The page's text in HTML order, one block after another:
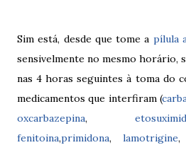
Sim está, desde que tome a pílula
sensivelmente no mesmo horário,
nas 4 horas seguintes à toma do
medicamentos que interfiram (
oxcarbazepina,
fenitoina,primidona, lamotrigine,